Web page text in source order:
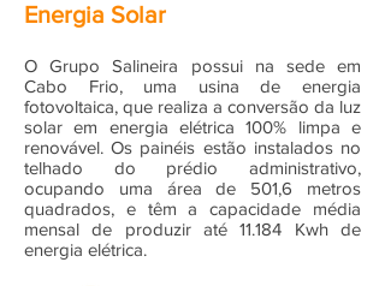
Energia Solar
O Grupo Salineira possui na sede em
Cabo Frio, uma usina de energia
fotovoltaica, que realiza a conversão da luz
solar em energia elétrica 100% limpa e
renovável. Os painéis estão instalados no
telhado do prédio administrativo,
ocupando uma área de 501,6 metros
quadrados, e têm a capacidade média
mensal de produzir até 11.184 Kwh de
energia elétrica.